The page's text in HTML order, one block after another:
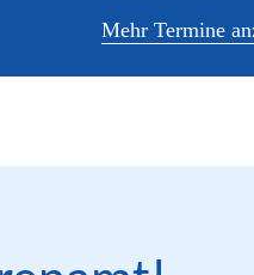
Mehr Termine